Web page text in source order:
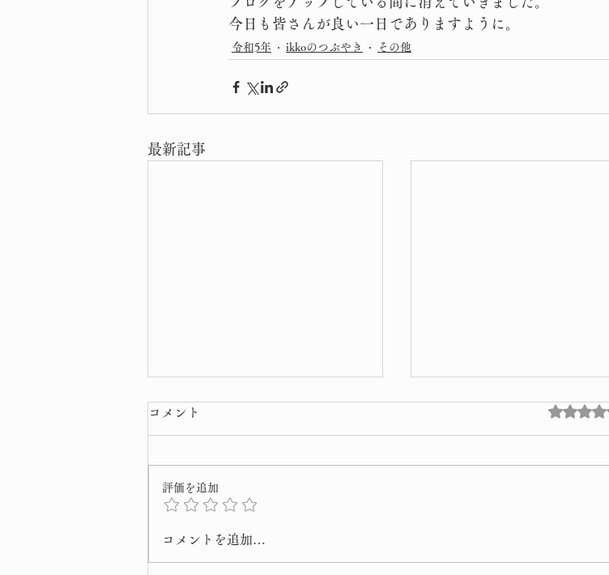
今日も皆さんが良い一日でありますように。
令和5年 ikkoのつぶやき その他
最新記事
桜 開花 宣言
修理完了
コメント 5つ星の
評価を追加
コメントを追加…